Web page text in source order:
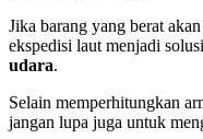
Jika barang yang berat
ekspedisi laut menjadi
udara.
Selain memperhitungkan
jangan lupa juga untuk